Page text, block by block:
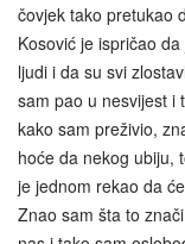
čovjek tako pretukao
Kosović je ispričao
ljudi i da su svi
sam pao u nesvijest i
kako sam preživio,
hoće da nekog ubiju,
je jednom rekao da
Znao sam šta to